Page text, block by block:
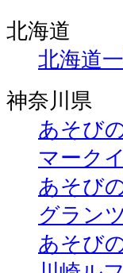
北海道
北海道
神奈川県
あそび
マーク
あそび
グラン
あそび